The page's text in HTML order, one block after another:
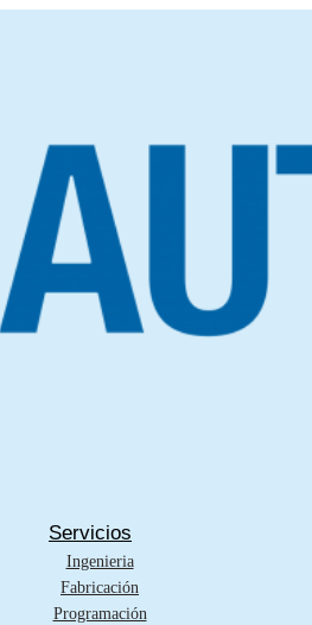
Servicios
Ingenieria
Fabricación
Programación